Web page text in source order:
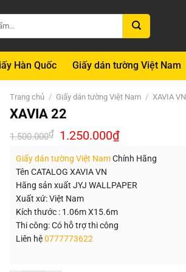
Hàn Quốc Giấy dán tường Việt Nam
Trang chủ / Giấy dán tường Việt Nam / XAVIA VN
XAVIA 22
1.500.000₫ Giá
gốc
1.500.000₫.
1.250.000₫Giá
hiện
là:
Giấy dán tường Việt NamChính Hãng
Tên CATALOG XAVIA VN
Hãng sản xuất JYJ WALLPAPER
Xuất xứ: Việt Nam
Kích thước : 1.06m X15.6m
Thi công: Có hỗ trợ thi công
Liên hệ0777773622